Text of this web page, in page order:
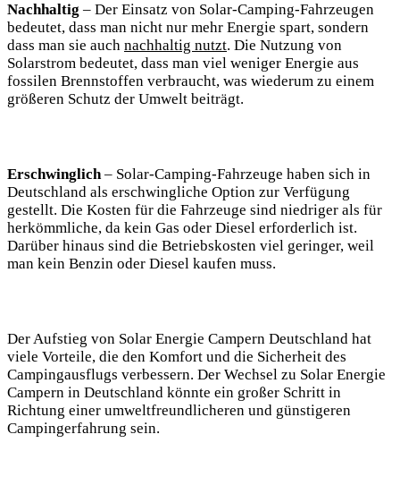
Nachhaltig – Der‍ Einsatz von Solar-Camping-Fahrzeugen ​
bedeutet,⁤ dass​ man ‌nicht nur mehr ‌Energie spart, sondern
dass man sie auch‌ nachhaltig‍ nutzt. Die Nutzung von
Solarstrom bedeutet, dass man viel weniger⁤ Energie aus
fossilen Brennstoffen verbraucht, was wiederum zu einem
größeren⁤ Schutz​ der Umwelt beiträgt.
Erschwinglich– Solar-Camping-Fahrzeuge haben sich in
⁢Deutschland ⁢als⁣ erschwingliche Option zur Verfügung⁣
gestellt. ‌Die Kosten für die Fahrzeuge ⁢sind ⁤niedriger ⁤als für
⁣herkömmliche, da⁢ kein ⁢Gas‌ oder Diesel erforderlich ist.
‌Darüber hinaus sind die Betriebskosten viel geringer, weil
man ⁣kein Benzin⁢ oder Diesel kaufen⁢ muss.
Der Aufstieg​ von Solar Energie Campern Deutschland hat
viele Vorteile,⁣ die den Komfort und die Sicherheit des
Campingausflugs verbessern. Der​ Wechsel⁤ zu‍ Solar Energie
Campern in Deutschland könnte​ ein großer ‍Schritt⁣ in
Richtung einer umweltfreundlicheren und günstigeren
Campingerfahrung‍ sein.